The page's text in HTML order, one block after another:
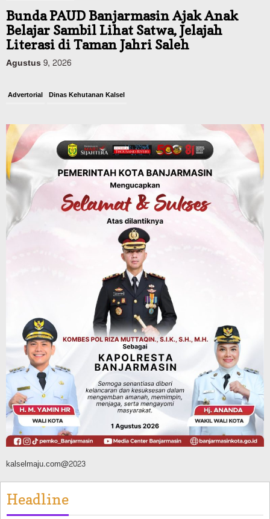
Bunda PAUD Banjarmasin Ajak Anak
Belajar Sambil Lihat Satwa, Jelajah
Literasi di Taman Jahri Saleh
Agustus 9, 2026
Advertorial Dinas Kehutanan Kalsel
Tahura Sultan Adam Berhasil
Dikendalikan
Agustus 8, 2026
Headline
Polres Banjarbaru Selidiki Penyebab
Karhutla di Cempaka, Pemilik Lahan
Mulai Dimintai Keterangan
Pemkab Tanahlaut
Bupati Rahmat Buka Bupati Cup Basket
2026, Bidik Emas Porprov dan
Rencanakan Pindah Indoor 2027
Agustus 9, 2026
kalselmaju.com@2023
Headline